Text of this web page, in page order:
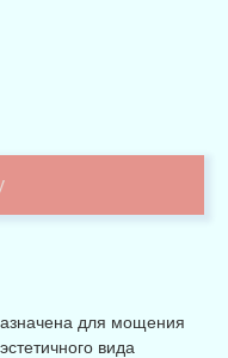
для мощения
вида